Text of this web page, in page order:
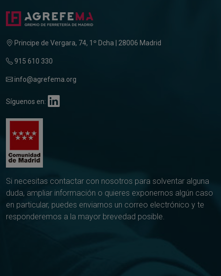
Principe de Vergara, 74, 1º Dcha | 28006 Madrid
915 610 330
info@agrefema.org
Síguenos en:
Si necesitas contactar con nosotros para solventar alguna
duda, ampliar información o quieres exponernos algún caso
en particular, puedes enviarnos un correo electrónico y te
responderemos a la mayor brevedad posible.